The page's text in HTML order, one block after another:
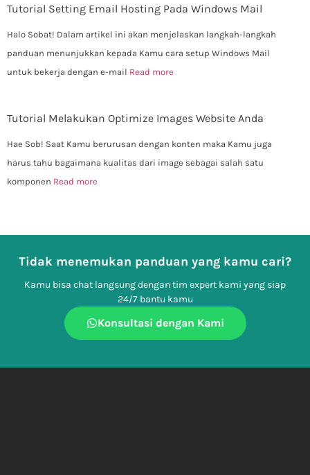
Tutorial Setting Email Hosting Pada Windows Mail
Halo Sobat! Dalam artikel ini akan menjelaskan langkah-langkah
panduan menunjukkan kepada Kamu cara setup Windows Mail
untuk bekerja dengan e-mail Read more
Tutorial Melakukan Optimize Images Website Anda
Hae Sob! Saat Kamu berurusan dengan konten maka Kamu juga
harus tahu bagaimana kualitas dari image sebagai salah satu
komponen Read more
Tidak menemukan panduan yang kamu cari?
Kamu bisa chat langsung dengan tim expert kami yang siap
24/7 bantu kamu
Konsultasi dengan Kami